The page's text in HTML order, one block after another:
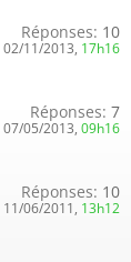
Réponses: 10
02/11/2013, 17h16
Réponses: 7
07/05/2013, 09h16
Réponses: 10
11/06/2011, 13h12